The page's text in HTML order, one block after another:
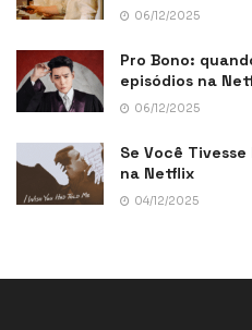
06/12/2025
Pro Bono:
episódios na
06/12/2025
Se Você
na Netflix
04/12/2025